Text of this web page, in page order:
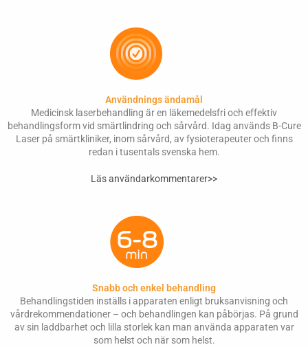
Användnings ändamål
Medicinsk laserbehandling är en läkemedelsfri och effektiv
behandlingsform vid smärtlindring och sårvård. Idag används B-Cure
Laser på smärtkliniker, inom sårvård, av fysioterapeuter och finns
redan i tusentals svenska hem.
Läs användarkommentarer>>
Snabb och enkel behandling
Behandlingstiden inställs i apparaten enligt bruksanvisning och
vårdrekommendationer – och behandlingen kan påbörjas. På grund
av sin laddbarhet och lilla storlek kan man använda apparaten var
som helst och när som helst.